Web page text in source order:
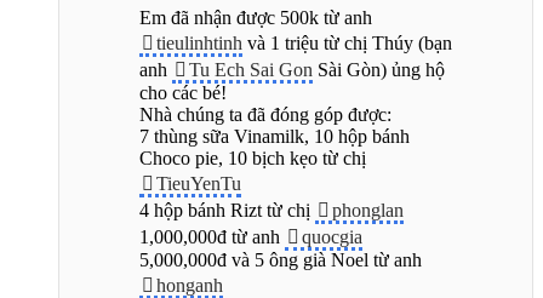
Em đã nhận được 500k từ anh
tieulinhtinh và 1 triệu từ chị Thúy (bạn
anh
Tu Ech Sai Gon Sài Gòn) ủng hộ
cho các bé!
Nhà chúng ta đã đóng góp được:
7 thùng sữa Vinamilk, 10 hộp bánh
Choco pie, 10 bịch kẹo từ chị
TieuYenTu
4 hộp bánh Rizt từ chị
phonglan
1,000,000đ từ anh
quocgia
5,000,000đ và 5 ông già Noel từ anh
honganh